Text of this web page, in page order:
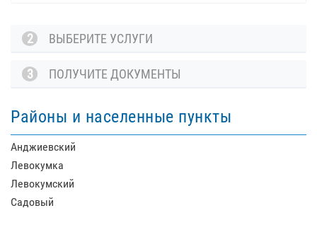
2 ВЫБЕРИТЕ УСЛУГИ
3 ПОЛУЧИТЕ ДОКУМЕНТЫ
Районы и населенные пункты
Анджиевский
Левокумка
Левокумский
Садовый